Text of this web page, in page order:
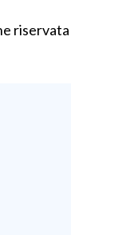
riservata